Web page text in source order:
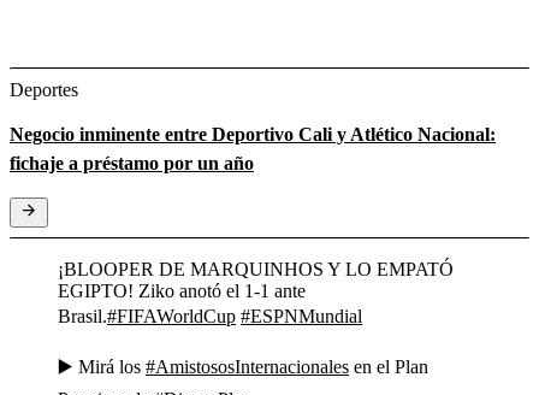
Deportes
Negocio inminente entre Deportivo Cali y Atlético Nacional:
fichaje a préstamo por un año
¡BLOOPER DE MARQUINHOS Y LO EMPATÓ
EGIPTO! Ziko anotó el 1-1 ante
Brasil.#FIFAWorldCup #ESPNMundial
▶️ Mirá los #AmistososInternacionales en el Plan